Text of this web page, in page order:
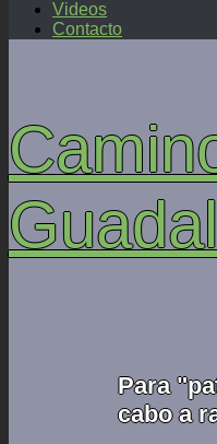
Videos
Contacto
Para
cabo a